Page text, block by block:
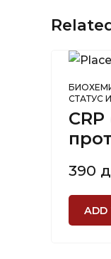
СТАТУС
390
ADD